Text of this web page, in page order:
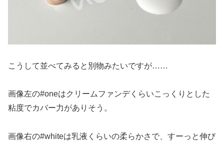
こうして並べてみると別物みたいですが……
画像左の#oneはクリームファンデくらいこっくりとした
粘度でカバー力がありそう。
画像右の#whiteは乳液くらいの柔らかさで、すーっと伸び